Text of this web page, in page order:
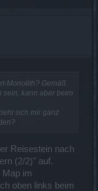
Monolith? Gemäß
sein, kann aber beim
sich mir ganz
Reisestein nach
(2/2)" auf.
Map im
oben links beim